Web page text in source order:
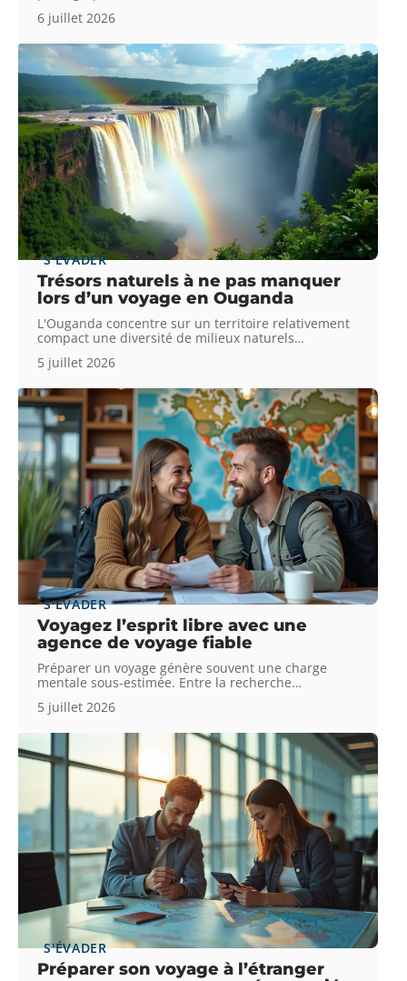
6 juillet 2026
S'ÉVADER
Trésors naturels à ne pas manquer
lors d’un voyage en Ouganda
L'Ouganda concentre sur un territoire relativement
compact une diversité de milieux naturels…
5 juillet 2026
S'ÉVADER
Voyagez l’esprit libre avec une
agence de voyage fiable
Préparer un voyage génère souvent une charge
mentale sous-estimée. Entre la recherche…
5 juillet 2026
S'ÉVADER
Préparer son voyage à l’étranger